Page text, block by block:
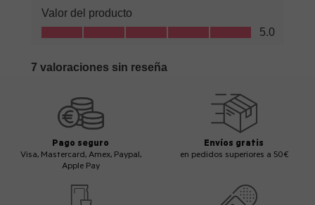
Pago seguro
Visa, Mastercard, Amex, Paypal,
Apple Pay
Envíos gratis
en pedidos superiores a 50€